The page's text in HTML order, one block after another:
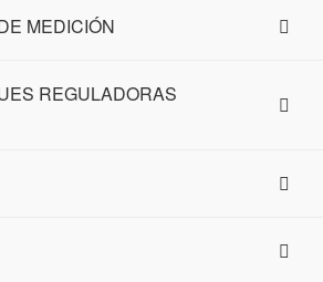
MEDICIÓN
REGULADORAS